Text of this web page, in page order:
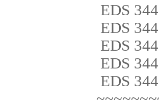
EDS
EDS
EDS
EDS
EDS